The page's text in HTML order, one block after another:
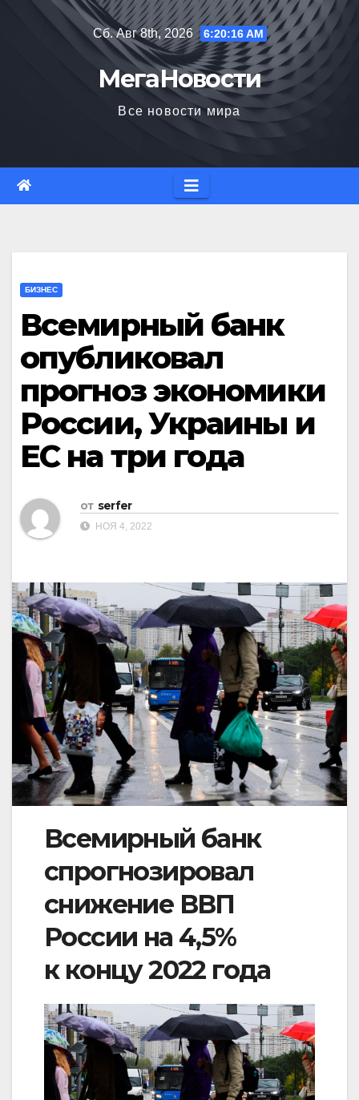
Сб. Авг 8th, 2026 6:20:17 AM
МегаНовости
Все новости мира
БИЗНЕС
Всемирный банк
опубликовал
прогноз экономики
России, Украины и
ЕС на три года
от serfer
НОЯ 4, 2022
Всемирный банк
спрогнозировал
снижение ВВП
России на 4,5%
к концу 2022 года